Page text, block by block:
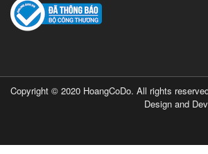
Copyright © 2020 HoangCoDo. All rights
Design and